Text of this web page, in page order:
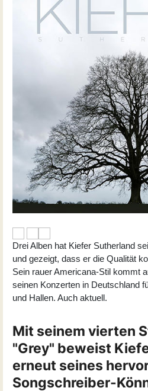
Drei Alben hat Kiefer Sutherland
und gezeigt, dass er die Qualität
Sein rauer Americana-Stil kommt
seinen Konzerten in Deutschland
und Hallen. Auch aktuell.
Mit seinem vierten
"Grey" beweist
erneut seines
Songschreiber-